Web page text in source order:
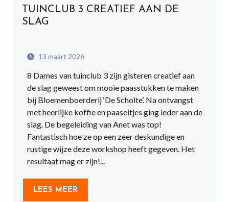
TUINCLUB 3 CREATIEF AAN DE
SLAG
13 maart 2026
8 Dames van tuinclub 3 zijn gisteren creatief aan
de slag geweest om mooie paasstukken te maken
bij Bloemenboerderij ‘De Scholte’. Na ontvangst
met heerlijke koffie en paaseitjes ging ieder aan de
slag. De begeleiding van Anet was top!
Fantastisch hoe ze op een zeer deskundige en
rustige wijze deze workshop heeft gegeven. Het
resultaat mag er zijn!...
LEES MEER